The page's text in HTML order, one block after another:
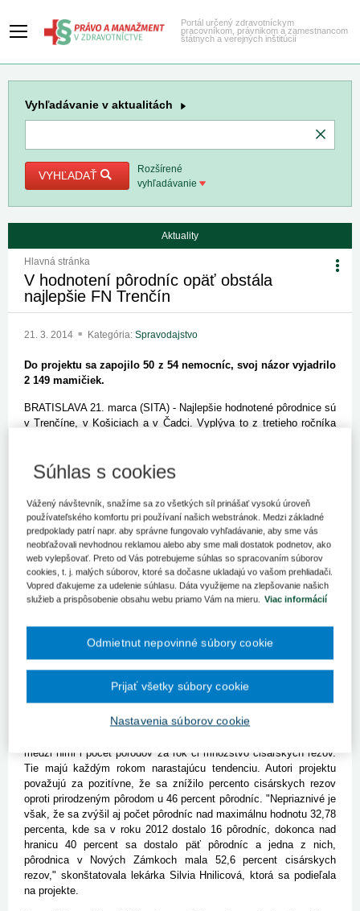
Portál určený zdravotníckym
pracovníkom, právnikom a zamestnancom
štátnych a verejných inštitúcií
Vyhľadávanie v aktualitách
VYHĽADAŤ
Rozšírené
vyhľadávanie
Aktuality
Hlavná stránka
V hodnotení pôrodníc opäť obstála
najlepšie FN Trenčín
21. 3. 2014 Kategória: Spravodajstvo
Do projektu sa zapojilo 50 z 54 nemocníc, svoj názor vyjadrilo
2 149 mamičiek.
BRATISLAVA 21. marca (SITA) - Najlepšie hodnotené pôrodnice sú
v Trenčíne, v Košiciach a v Čadci. Vyplýva to z tretieho ročníka
Do projektu sa zapojilo 50 z 54 nemocníc, svoj názor vyjadrilo
mamičiek, ako aj služby.
V celkovom hodnotení najlepšie obstála Fakultná nemocnica (FN)
Trenčín a obhájila tak prvenstvo z minulého roka. Druhá v poradí
skončila nemocnica Košice - Šaca a trojicu najlepších uzatvára
Kysucká nemocnica s poliklinikou v Čadci. Prvé spomínané
zdravotnícke zariadenie skončilo najlepšie aj v hodnotení expertov.
"Verím a som presvedčený, že to hovorí o tom, že pôrodnica v
Kaščák. Ako však podotkol, nie je to súťaž pôrodníc a nemožno to
kvalitné a vnímam tento projekt, jeho najväčšiu cenu v tom, že sa
o medicíne, o pôrodníctve zvlášť, hovorí aj v pozitívnych
medzi nimi i počet pôrodov za rok či množstvo cisárskych rezov.
Tie majú každým rokom narastajúcu tendenciu. Autori projektu
považujú za pozitívne, že sa znížilo percento cisárskych rezov
oproti prirodzeným pôrodom u 46 percent pôrodníc. "Nepriaznivé je
však, že sa zvýšil aj počet pôrodníc nad maximálnu hodnotu 32,78
percenta, kde sa v roku 2012 dostalo 16 pôrodníc, dokonca nad
hranicu 40 percent sa dostalo päť pôrodníc a jedna z nich,
pôrodnica v Nových Zámkoch mala 52,6 percent cisárskych
rezov," skonštatovala lekárka Silvia Hnilicová, ktorá sa podieľala
na projekte.
Súhlas s cookies
Vážený návštevník, snažíme sa zo všetkých síl prinášať vysokú úroveň
používateľského komfortu pri používaní našich webstránok. Medzi základné
predpoklady patrí napr. aby správne fungovalo vyhľadávanie, aby sme vás
neobťažovali nevhodnou reklamou alebo aby sme mali dostatok podnetov, ako
web vylepšovať. Preto od Vás potrebujeme súhlas so spracovaním súborov
cookies, t. j. malých súborov, ktoré sa dočasne ukladajú vo vašom prehliadači.
Vopred ďakujeme za udelenie súhlasu. Dáta využijeme na zlepšovanie našich
služieb a prispôsobenie obsahu webu priamo Vám na mieru. Viac informácií
Nastavenia súborov cookie
Odmietnut nepovinné súbory cookie
Prijať všetky súbory cookie